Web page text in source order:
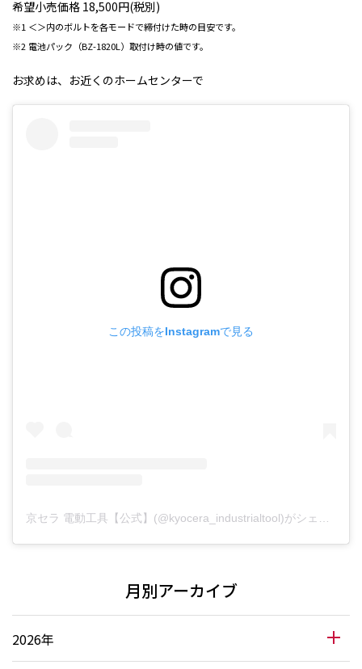
希望小売価格 18,500円(税別)
※1 ＜＞内のボルトを各モードで締付けた時の目安です。
※2 電池パック（BZ-1820L）取付け時の値です。
お求めは、お近くのホームセンターで
この投稿をInstagramで見る
月別アーカイブ
2026年